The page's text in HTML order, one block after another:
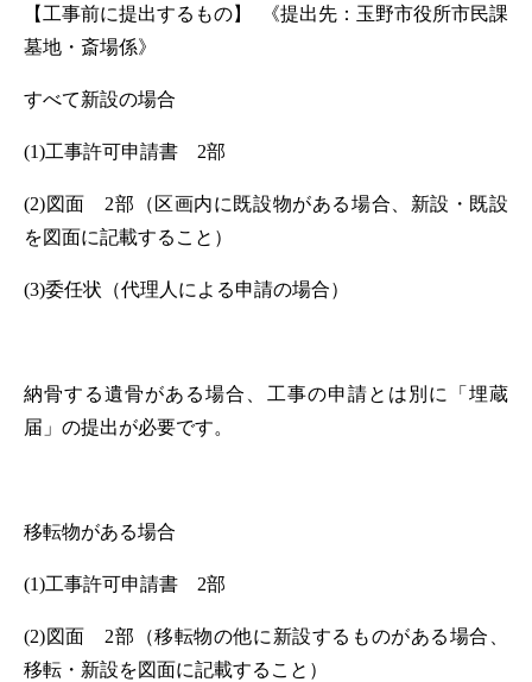
【工事前に提出するもの】 《提出先：玉野市役所市民課
墓地・斎場係》
すべて新設の場合
(1)工事許可申請書 2部
(2)図面 2部（区画内に既設物がある場合、新設・既設
を図面に記載すること）
(3)委任状（代理人による申請の場合）
納骨する遺骨がある場合、工事の申請とは別に「埋蔵
届」の提出が必要です。
移転物がある場合
(1)工事許可申請書 2部
(2)図面 2部（移転物の他に新設するものがある場合、
移転・新設を図面に記載すること）